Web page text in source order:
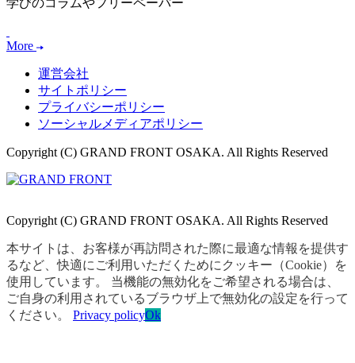
学びのコラムやフリーペーパー
More
運営会社
サイトポリシー
プライバシーポリシー
ソーシャルメディアポリシー
Copyright (C) GRAND FRONT OSAKA. All Rights Reserved
Copyright (C) GRAND FRONT OSAKA. All Rights Reserved
本サイトは、お客様が再訪問された際に最適な情報を提供す
るなど、快適にご利用いただくためにクッキー（Cookie）を
使用しています。 当機能の無効化をご希望される場合は、
ご自身の利用されているブラウザ上で無効化の設定を行って
ください。 Privacy policyOk